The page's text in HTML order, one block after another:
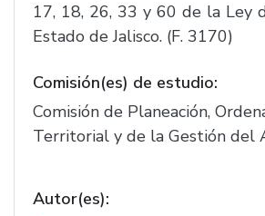
17, 18, 26, 33 y 60 de la Ley
Estado de Jalisco. (F. 3170)
Comisión(es) de estudio:
Comisión de Planeación,
Territorial y de la Gestión del
Autor(es):